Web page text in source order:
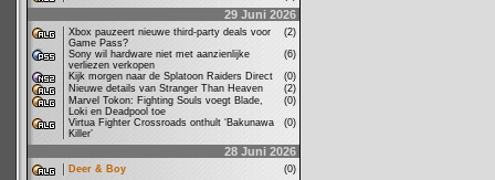
29 Juni 2026
Xbox pauzeert nieuwe third-party deals voor
Game Pass?
(2)
Sony wil hardware niet met aanzienlijke
verliezen verkopen
(6)
Kijk morgen naar de Splatoon Raiders Direct
(0)
Nieuwe details van Stranger Than Heaven
(2)
Marvel Tokon: Fighting Souls voegt Blade,
Loki en Deadpool toe
(0)
Virtua Fighter Crossroads onthult ‘Bakunawa
Killer’
(0)
28 Juni 2026
Deer & Boy (0)